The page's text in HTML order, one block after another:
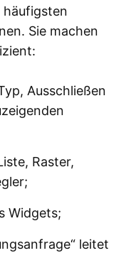
häufigsten
Sie machen
Ausschließen
Raster,
Widgets;
leitet